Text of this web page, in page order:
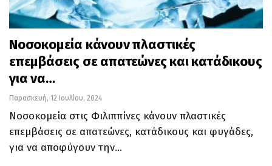
Νοσοκομεία κάνουν πλαστικές
επεμβάσεις σε απατεώνες και κατάδικους
για να…
Παρασκευή, 12 Ιουλίου, 2024
Νοσοκομεία στις Φιλιππίνες κάνουν πλαστικές
επεμβάσεις σε απατεώνες, κατάδικους και φυγάδες,
για να αποφύγουν την…